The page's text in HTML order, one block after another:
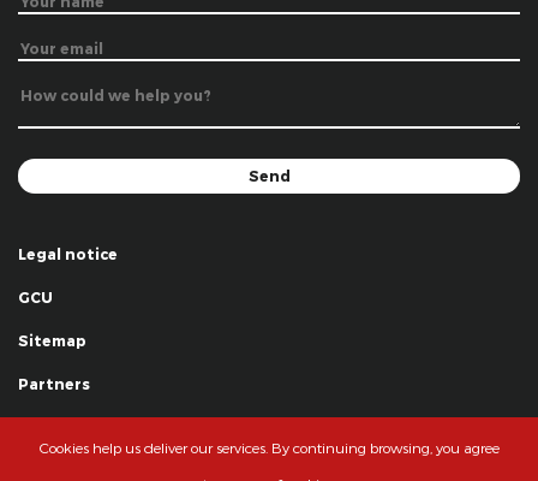
Legal notice
GCU
Sitemap
Partners
Cookies help us deliver our services. By continuing browsing, you agree